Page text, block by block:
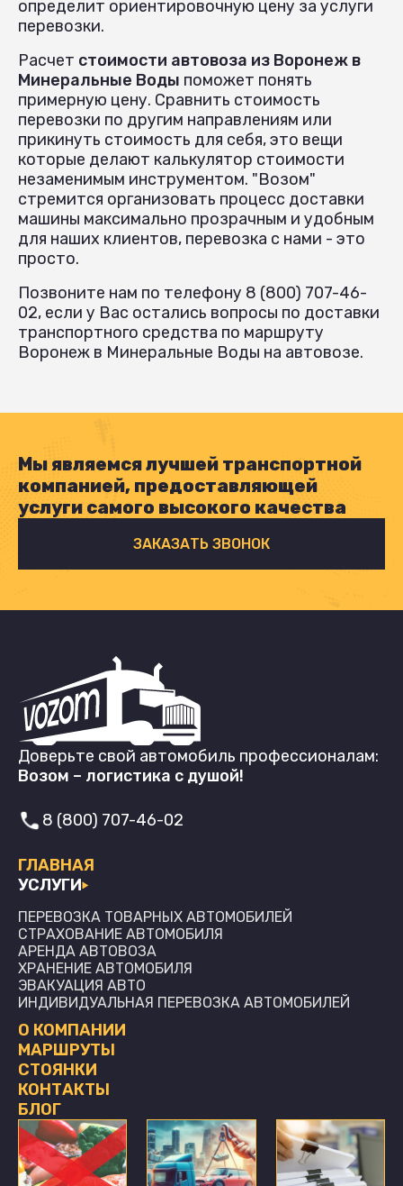
определит ориентировочную цену за услуги
перевозки.
Расчет стоимости автовоза из Воронеж в
Минеральные Воды поможет понять
примерную цену. Сравнить стоимость
перевозки по другим направлениям или
прикинуть стоимость для себя, это вещи
которые делают калькулятор стоимости
незаменимым инструментом. "Возом"
стремится организовать процесс доставки
машины максимально прозрачным и удобным
для наших клиентов, перевозка с нами - это
просто.
Позвоните нам по телефону 8 (800) 707-46-
02, если у Вас остались вопросы по доставки
транспортного средства по маршруту
Воронеж в Минеральные Воды на автовозе.
Мы являемся лучшей транспортной
компанией, предоставляющей
услуги самого высокого качества
ЗАКАЗАТЬ ЗВОНОК
Доверьте свой автомобиль профессионалам:
Возом – логистика с душой!
ГЛАВНАЯ
УСЛУГИ
ПЕРЕВОЗКА ТОВАРНЫХ АВТОМОБИЛЕЙ
СТРАХОВАНИЕ АВТОМОБИЛЯ
АРЕНДА АВТОВОЗА
ХРАНЕНИЕ АВТОМОБИЛЯ
ЭВАКУАЦИЯ АВТО
ИНДИВИДУАЛЬНАЯ ПЕРЕВОЗКА АВТОМОБИЛЕЙ
О КОМПАНИИ
МАРШРУТЫ
СТОЯНКИ
КОНТАКТЫ
БЛОГ
8 (800) 707-46-02